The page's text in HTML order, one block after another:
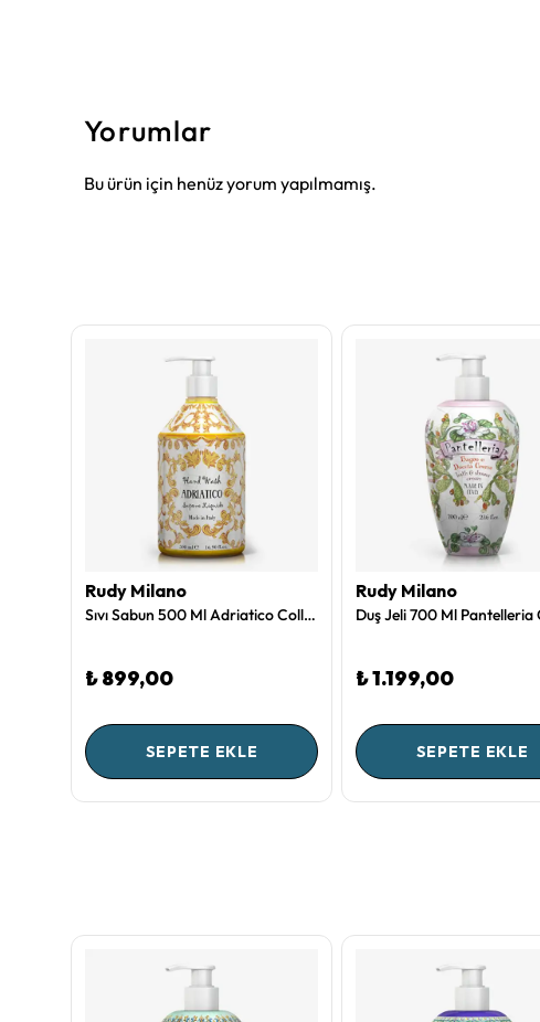
Yorumlar
Bu ürün için henüz yorum yapılmamış.
Rudy Milano
Sıvı Sabun 500 Ml Adriatico Collection by Rudy Milano
₺ 899,00
SEPETE EKLE
Rudy Milano
₺ 1.199,00
SEPETE EKLE